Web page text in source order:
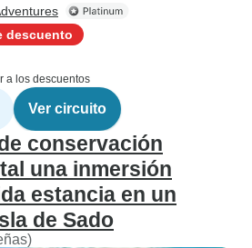
descuento
a los descuentos
Ver circuito
conservación
una inmersión
estancia en un
de Sado